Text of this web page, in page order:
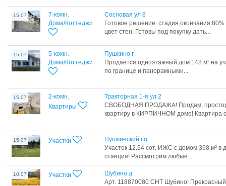
15.07
7-комн.
Дома/Коттеджи
Сосновая ул 8
Готовое решение. стадия окончания
цвет стен. Готовы под покупку дать...
15.07
5-комн.
Дома/Коттеджи
Пушкино г
Продается одноэтажный дом 148 м² на
по границе и панорамными...
15.07
2-комн.
Квартиры
Тракторная 1-я ул 2
СВОБОДНАЯ ПРОДАЖА! Продам,
квартиру в КИРПИЧНОМ доме! Квартира
15.07 Участки
Пушкинский г.о.
Участок 12.54 сот. ИЖС с домом 368 м² в
станция! Рассмотрим любые...
10.07 Участки
Шубино д
Арт. 118870080 СНТ Шубино! Прекрасный